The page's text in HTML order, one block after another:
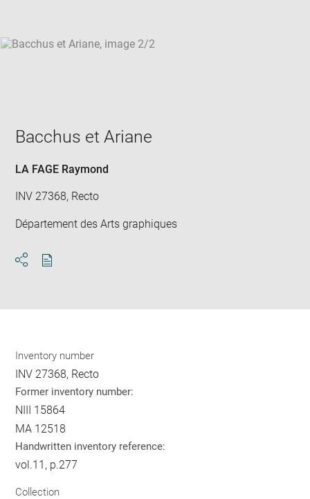
Bacchus et Ariane
LA FAGE Raymond
INV 27368, Recto
Département des Arts graphiques
Inventory number
INV 27368, Recto
Former inventory number:
NIII 15864
MA 12518
Handwritten inventory reference:
vol.11, p.277
Collection